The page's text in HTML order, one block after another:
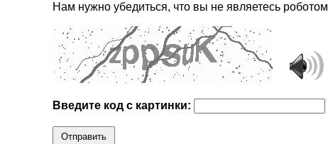
Нам нужно убедиться, что вы не являетесь роботом
Введите код с картинки:
Отправить